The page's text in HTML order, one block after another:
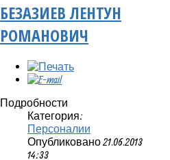
БЕЗАЗИЕВ ЛЕНТУН
РОМАНОВИЧ
Подробности
Категория:
Персоналии
Опубликовано 21.06.2013
14:33